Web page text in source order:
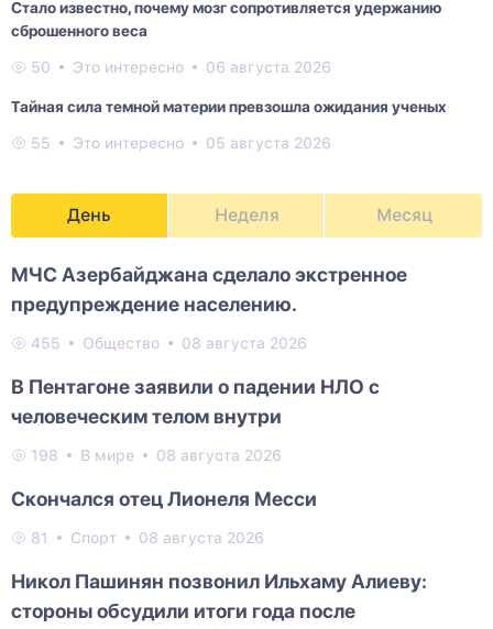
Стало известно, почему мозг сопротивляется удержанию
сброшенного веса
50 Это интересно 06 августа 2026
Тайная сила темной материи превзошла ожидания ученых
55 Это интересно 05 августа 2026
День Неделя Месяц
МЧС Азербайджана сделало экстренное
предупреждение населению.
455 Общество 08 августа 2026
В Пентагоне заявили о падении НЛО с
человеческим телом внутри
198 В мире 08 августа 2026
Скончался отец Лионеля Месси
81 Спорт 08 августа 2026
Никол Пашинян позвонил Ильхаму Алиеву:
стороны обсудили итоги года после